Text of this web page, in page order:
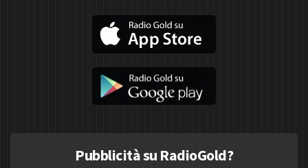
Pubblicità su RadioGold?